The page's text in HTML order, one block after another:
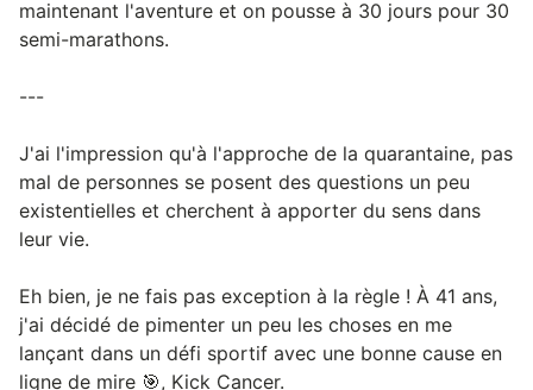
maintenant l'aventure et on pousse à 30 jours pour 30
semi-marathons.
---
J'ai l'impression qu'à l'approche de la quarantaine, pas
mal de personnes se posent des questions un peu
existentielles et cherchent à apporter du sens dans
leur vie.
Eh bien, je ne fais pas exception à la règle ! À 41 ans,
j'ai décidé de pimenter un peu les choses en me
lançant dans un défi sportif avec une bonne cause en
ligne de mire 🎯, Kick Cancer.